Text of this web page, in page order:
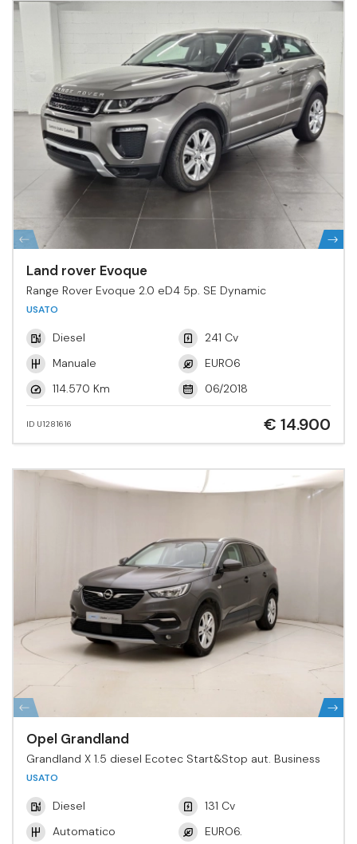
Land rover Evoque
Range Rover Evoque 2.0 eD4 5p. SE Dynamic
USATO
Diesel
241 Cv
Manuale
EURO6
114.570 Km
06/2018
ID U1281616 € 14.900
Opel Grandland
Grandland X 1.5 diesel Ecotec Start&Stop aut. Business
USATO
Diesel
131 Cv
Automatico
EURO6.